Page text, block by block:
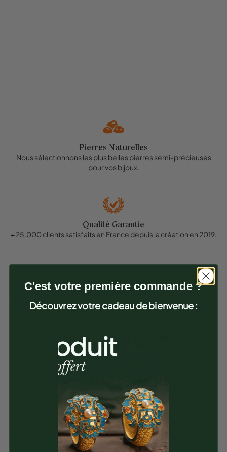
Pierres Naturelles
Nous sélectionnons les plus belles pierres semi-précieuses
pour vos bijoux.
Qualité Garantie
+ 25.000 clients satisfaits en France depuis la création en 2019.
Paiement Sécurisé
Nous confions la gestion de nos paiements en ligne à Stripe &
Paypal 100% Sécurisés.
Satisfait ou Remboursé
des articles.
C'est votre première commande ?
Découvrez votre cadeau de bienvenue :